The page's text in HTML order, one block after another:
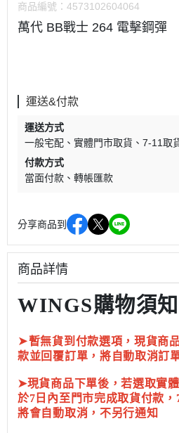
商品編號： 4573102604064
萬代 BB戰士 264 電擊鋼彈
運送&付款
運送方式
一般宅配
實體門市取貨
7-11取
付款方式
當面付款
轉帳匯款
分享商品到
商品詳情
WINGS購物須
➤暫無貨到付款選項，現貨商
款並回覆訂單，將自動取消訂
➤現貨商品下單後，若選取實
於7日內至門市完成取貨付款
將會自動取消，不另行通知